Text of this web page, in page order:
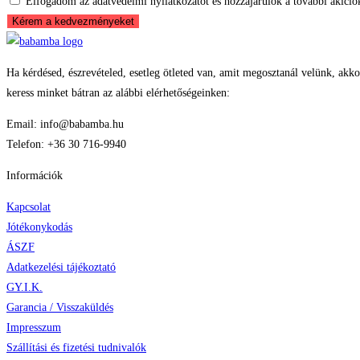
Kérem a kedvezményeket
Ha kérdésed, észrevételed, esetleg ötleted van, amit megosztanál velünk,
keress minket bátran az alábbi elérhetőségeinken:
Email: info@babamba.hu
Telefon: +36 30 716-9940
Információk
Kapcsolat
Jótékonykodás
ÁSZF
Adatkezelési tájékoztató
GY.I.K.
Garancia / Visszaküldés
Impresszum
Szállítási és fizetési tudnivalók